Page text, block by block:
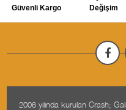
Güvenli Kargo
Değişim
2006 yılında kurulan Crash;